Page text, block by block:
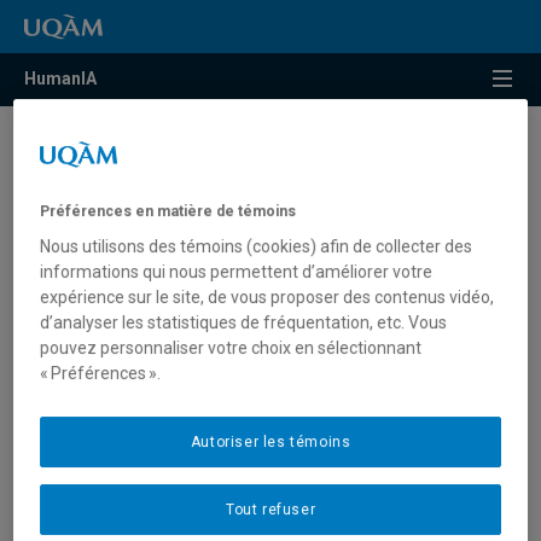
HumanIA
Éthique
LEGALIA
GOUVERNANCE RESPONSABLE DE L’INTERNET DES OBJETS DE LA VILLE
DE MONTRÉAL
DATA (Data and Algorithmic Transparency and Accountability)
PROFILE
QUELLES SONT LES CONDITIONS DE POSSIBILITÉ THÉORIQUES ET
Préférences en matière de témoins
Nous utilisons des témoins (cookies) afin de collecter des
informations qui nous permettent d’améliorer votre
expérience sur le site, de vous proposer des contenus vidéo,
d’analyser les statistiques de fréquentation, etc. Vous
pouvez personnaliser votre choix en sélectionnant
« Préférences ».
Tout refuser
Autoriser les témoins